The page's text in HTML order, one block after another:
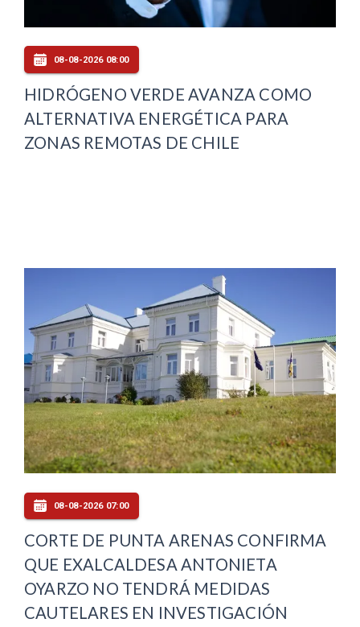
08-08-2026 08:00
HIDRÓGENO VERDE AVANZA COMO
ALTERNATIVA ENERGÉTICA PARA
ZONAS REMOTAS DE CHILE
08-08-2026 07:00
CORTE DE PUNTA ARENAS CONFIRMA
QUE EXALCALDESA ANTONIETA
OYARZO NO TENDRÁ MEDIDAS
CAUTELARES EN INVESTIGACIÓN